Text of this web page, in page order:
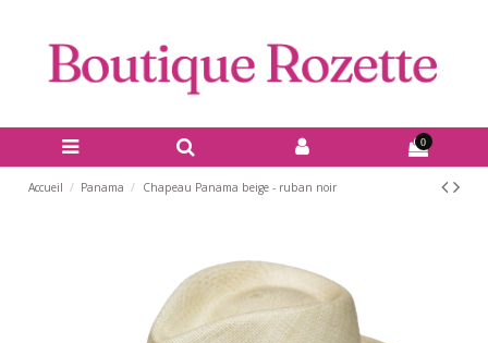
0
Accueil Panama Chapeau Panama beige - ruban noir